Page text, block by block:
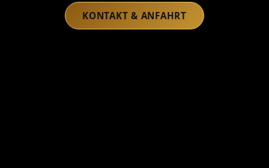
Heidis Chopperschmiede
KONTAKT & ANFAHRT